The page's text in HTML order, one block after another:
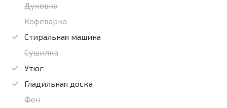
Духовка
Кофеварка
Стиральная машина
Сушилка
Утюг
Гладильная доска
Фен